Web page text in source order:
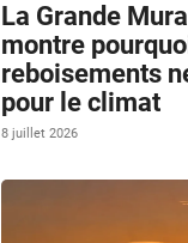
La Grande
montre
reboisements
pour le climat
8 juillet 2026